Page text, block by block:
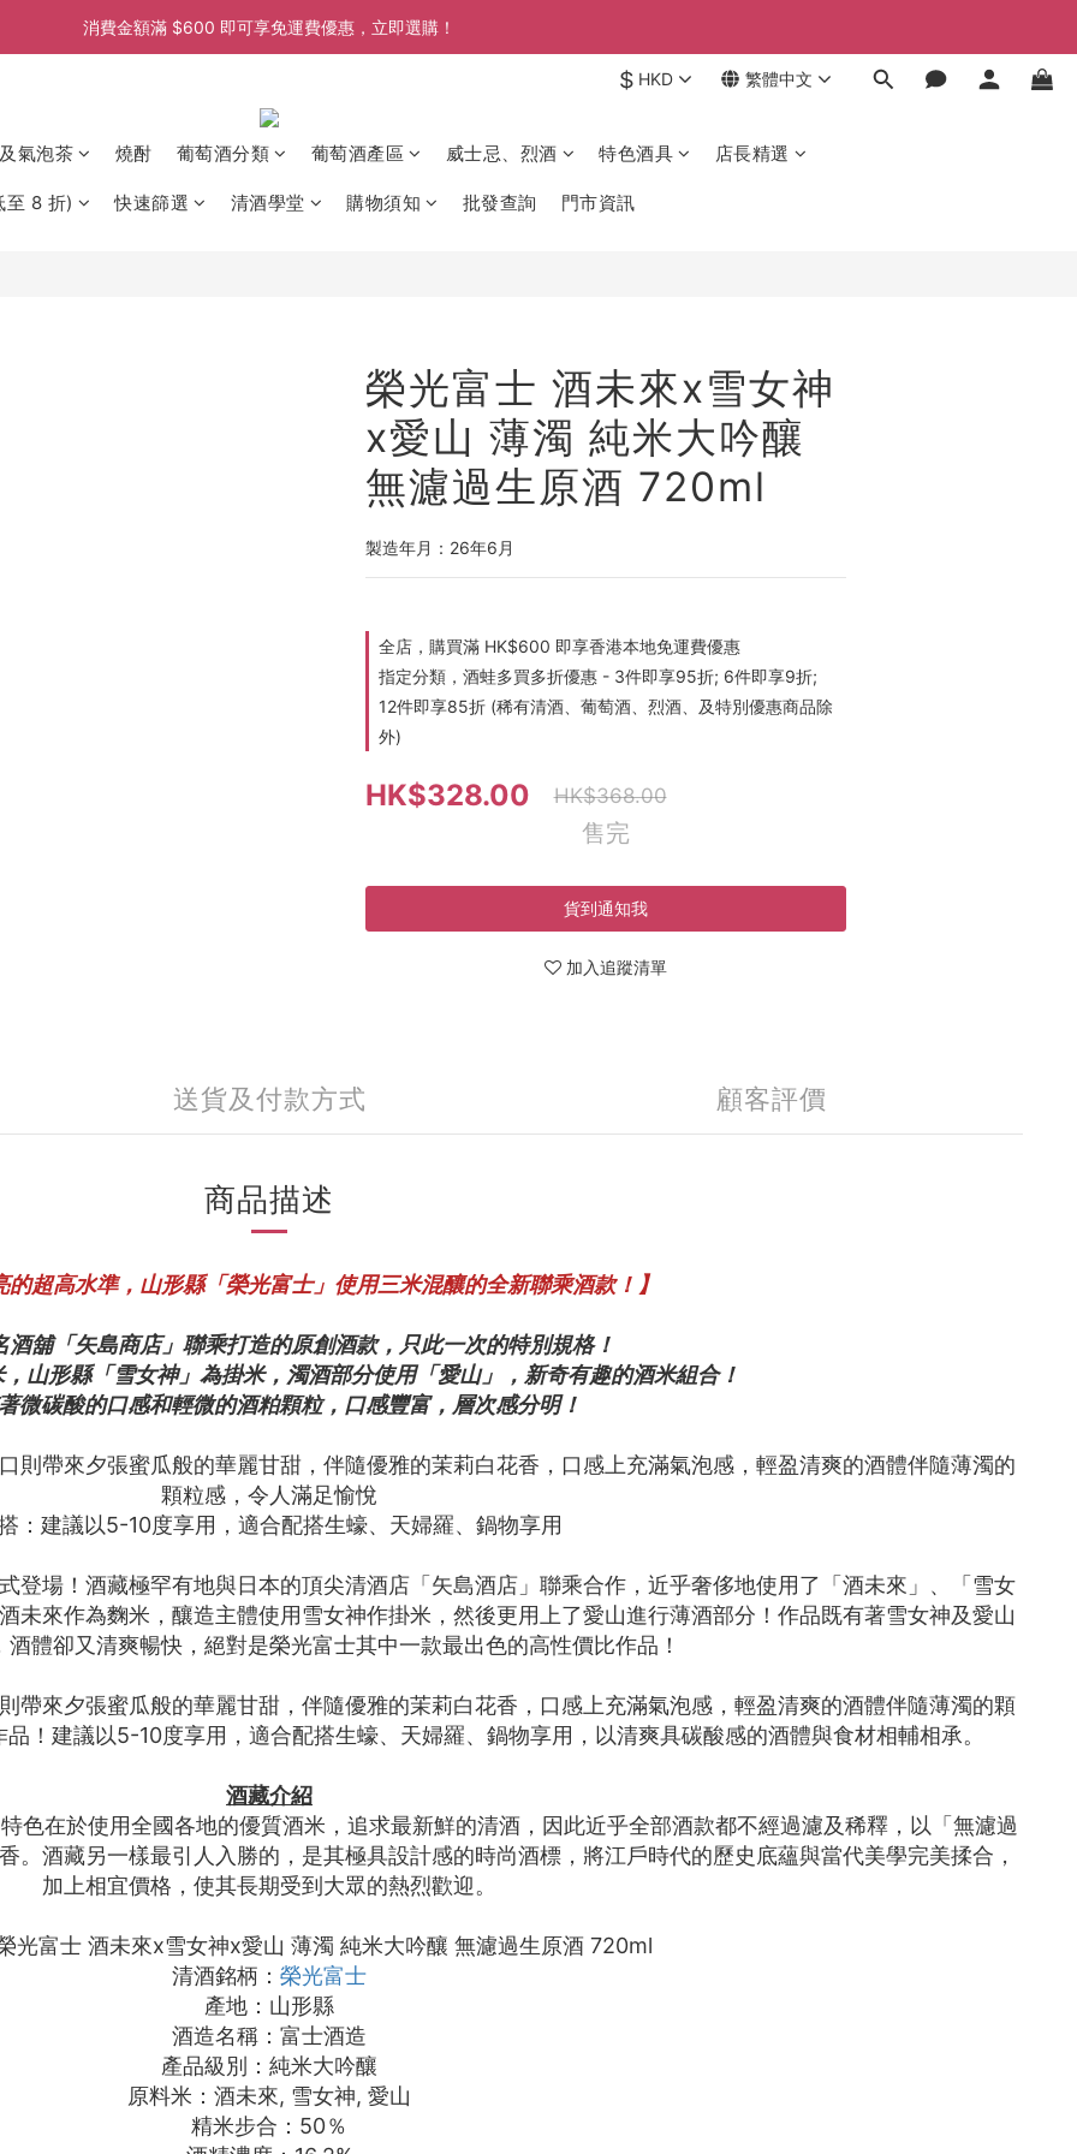
消費金額滿 $600 即可享免運費優惠，立即選購！
消費金額滿 $600 即可享免運費優惠，立即選購！
$ HKD 繁體中文
氣泡茶 燒酎 葡萄酒分類 葡萄酒產區 威士忌、烈酒 特色酒具 店長精選
至 8 折) 快速篩選 清酒學堂 購物須知 批發查詢 門市資訊
榮光富士 酒未來x雪女神
x愛山 薄濁 純米大吟釀
無濾過生原酒 720ml
製造年月：26年6月
全店，購買滿 HK$600 即享香港本地免運費優惠
指定分類，酒蛙多買多折優惠 - 3件即享95折; 6件即享9折;
12件即享85折 (稀有清酒、葡萄酒、烈酒、及特別優惠商品除
外)
HK$328.00 HK$368.00
售完
貨到通知我
加入追蹤清單
送貨及付款方式 顧客評價
商品描述
的超高水準，山形縣「榮光富士」使用三米混釀的全新聯乘酒款！】
酒舖「矢島商店」聯乘打造的原創酒款，只此一次的特別規格！
，山形縣「雪女神」為掛米，濁酒部分使用「愛山」，新奇有趣的酒米組合！
微碳酸的口感和輕微的酒粕顆粒，口感豐富，層次感分明！
則帶來夕張蜜瓜般的華麗甘甜，伴隨優雅的茉莉白花香，口感上充滿氣泡感，輕盈清爽的酒體伴隨薄濁的
顆粒感，令人滿足愉悅
：建議以5-10度享用，適合配搭生蠔、天婦羅、鍋物享用
登場！酒藏極罕有地與日本的頂尖清酒店「矢島酒店」聯乘合作，近乎奢侈地使用了「酒未來」、「雪女
未來作為麴米，釀造主體使用雪女神作掛米，然後更用上了愛山進行薄酒部分！作品既有著雪女神及愛山
酒體卻又清爽暢快，絕對是榮光富士其中一款最出色的高性價比作品！
帶來夕張蜜瓜般的華麗甘甜，伴隨優雅的茉莉白花香，口感上充滿氣泡感，輕盈清爽的酒體伴隨薄濁的顆
！建議以5-10度享用，適合配搭生蠔、天婦羅、鍋物享用，以清爽具碳酸感的酒體與食材相輔相承。
酒藏介紹
色在於使用全國各地的優質酒米，追求最新鮮的清酒，因此近乎全部酒款都不經過濾及稀釋，以「無濾過
。酒藏另一樣最引人入勝的，是其極具設計感的時尚酒標，將江戶時代的歷史底蘊與當代美學完美揉合，
加上相宜價格，使其長期受到大眾的熱烈歡迎。
光富士 酒未來x雪女神x愛山 薄濁 純米大吟釀 無濾過生原酒 720ml
清酒銘柄： 榮光富士
產地：山形縣
酒造名稱：富士酒造
產品級別：純米大吟釀
原料米：酒未來, 雪女神, 愛山
精米步合：50％